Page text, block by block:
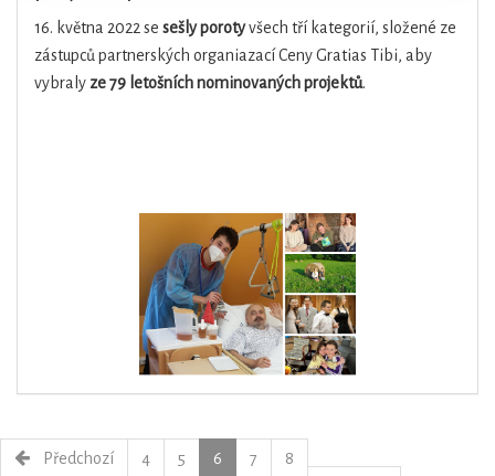
16. května 2022 se sešly porotyvšech tří kategorií, složené ze
zástupců partnerských organiazací Ceny Gratias Tibi, aby
vybraly ze 79 letošních nominovaných projektů.
Předchozí 4 5 6 7
8